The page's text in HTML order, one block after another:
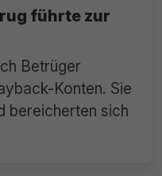
führte zur
Betrüger
Konten. Sie
bereicherten sich